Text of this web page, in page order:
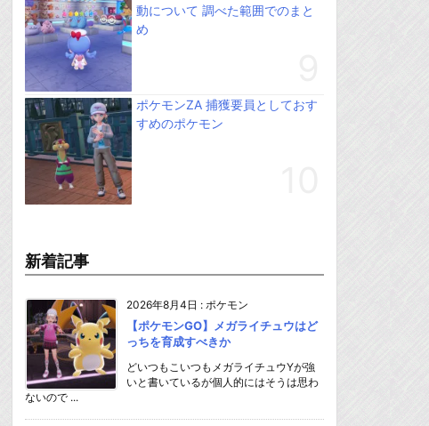
動について 調べた範囲でのまと
め
ポケモンZA 捕獲要員としておす
すめのポケモン
新着記事
2026年8月4日 : ポケモン
【ポケモンGO】メガライチュウはど
っちを育成すべきか
どいつもこいつもメガライチュウYが強
いと書いているが個人的にはそうは思わ
ないので ...